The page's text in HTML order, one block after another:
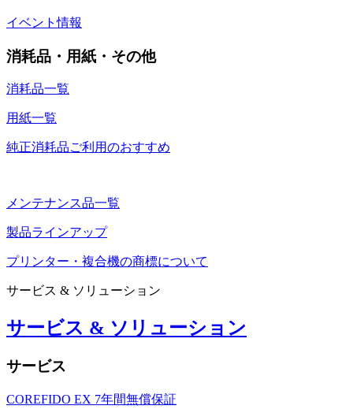
イベント情報
消耗品・用紙・その他
消耗品一覧
用紙一覧
純正消耗品ご利用のおすすめ
メンテナンス品一覧
製品ラインアップ
プリンター・複合機の商標について
サービス & ソリューション
サービス & ソリューション
サービス
COREFIDO EX 7年間無償保証